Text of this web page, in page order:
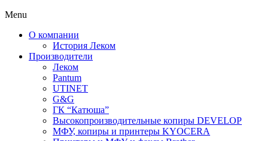
Menu
О компании
История Леком
Производители
Леком
Pantum
UTINET
G&G
ГК “Катюша”
Высокопроизводительные копиры DEVELOP
МФУ, копиры и принтеры KYOCERA